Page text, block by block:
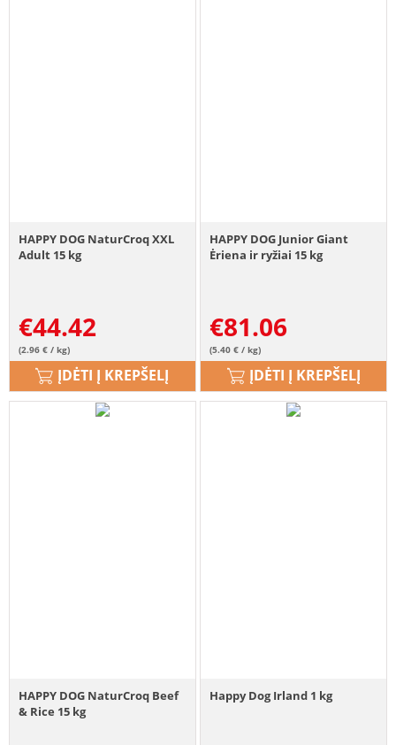
HAPPY DOG NaturCroq XXL
Adult 15 kg
€44.42
(2.96 € / kg)
ĮDĖTI Į KREPŠELĮ
HAPPY DOG Junior Giant
Ėriena ir ryžiai 15 kg
€81.06
(5.40 € / kg)
ĮDĖTI Į KREPŠELĮ
HAPPY DOG NaturCroq Beef
& Rice 15 kg
Happy Dog Irland 1 kg